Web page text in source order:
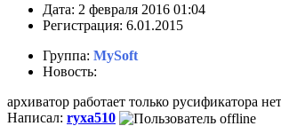
Дата: 2 февраля 2016 01:04
Регистрация: 6.01.2015
Группа: MySoft
Новость:
архиватор работает только русификатора
Написал: ryxa510